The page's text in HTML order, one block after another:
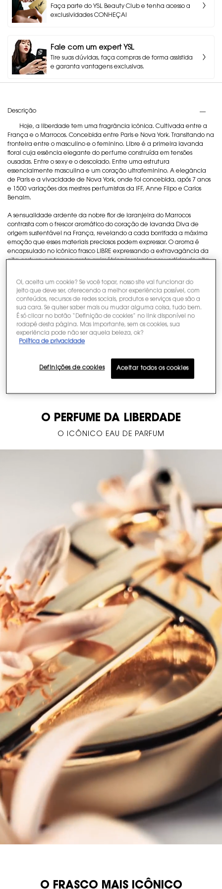
Faça parte do YSL Beauty Club e tenha acesso a
exclusividades CONHEÇA!
Fale com um expert YSL
Tire suas dúvidas, faça compras de forma assistida
e garanta vantagens exclusivas.
Descrição
Hoje, a liberdade tem uma fragrância icônica. Cultivada entre a
França e o Marrocos. Concebida entre Paris e Nova York. Transitando na
fronteira entre o masculino e o feminino. Libre é a primeira lavanda
floral cuja essência elegante do perfume construída em tensões
ousadas. Entre o sexy e o descolado. Entre uma estrutura
essencialmente masculina e um coração ultrafeminino. A elegância
de Paris e a vivacidade de Nova York, onde foi concebida, após 7 anos
e 1500 variações dos mestres perfumistas da IFF, Anne Flipo e Carlos
Benaim.
A sensualidade ardente da nobre flor de laranjeira do Marrocos
contrasta com o frescor aromático do coração de lavanda Diva de
origem sustentável na França, revelando a cada borrifada a máxima
emoção que esses materiais preciosos podem expressar. O aroma é
encapsulado no icônico frasco LIBRE expressando a extravagância da
alta-costura, na tampa preta assimétrica inspirada nos vestidos de alta-
e pregado no vidro. Com Libre Eau de Parfum, seja a tempestade do
dia, o sol da noite. Experimente sua liberdade desmedidamente.
Tenha sua assinatura olfativa em todos os momentos com o perfume
Libre Yves Saint Laurent de 90ml, 50ml e 30ml.
Video Content 1O PERFUME DA LIBERDADE
O ICÔNICO EAU DE PARFUM
O FRASCO MAIS ICÔNICO
Oi, aceita um cookie? Se você topar, nosso site vai funcionar do
jeito que deve ser, oferecendo a melhor experiência possível, com
conteúdos, recursos de redes sociais, produtos e serviços que são a
sua cara. Se quiser saber mais ou mudar alguma coisa, tudo bem.
É só clicar no botão “Definição de cookies” no link disponível no
rodapé desta página. Mas importante, sem os cookies, sua
experiência pode não ser aquela beleza, ok?
Política de privacidade
Definições de cookies Aceitar todos os cookies